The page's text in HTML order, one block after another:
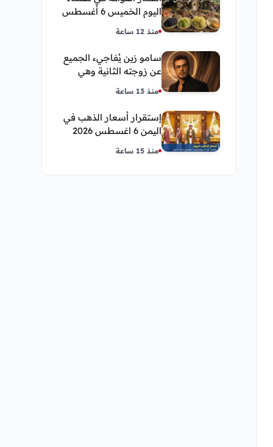
اليوم الخميس 6 أغسطس
والرمان في الأسواق
منذ 12 ساعة
سامو زين يُفاجيء الجميع
عن زوجته الثانية وهي
منذ 13 ساعة
إستقرار أسعار الذهب في
اليمن 6 اغسطس 2026
منذ 15 ساعة